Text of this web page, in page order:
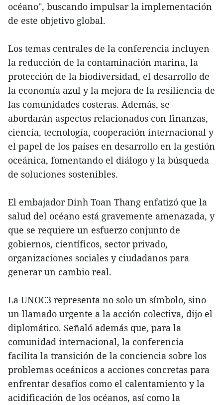
océano", buscando impulsar la implementación
de este objetivo global.
Los temas centrales de la conferencia incluyen
la reducción de la contaminación marina, la
protección de la biodiversidad, el desarrollo de
la economía azul y la mejora de la resiliencia de
las comunidades costeras. Además, se
abordarán aspectos relacionados con finanzas,
ciencia, tecnología, cooperación internacional y
el papel de los países en desarrollo en la gestión
oceánica, fomentando el diálogo y la búsqueda
de soluciones sostenibles.
El embajador Dinh Toan Thang enfatizó que la
salud del océano está gravemente amenazada, y
que se requiere un esfuerzo conjunto de
gobiernos, científicos, sector privado,
organizaciones sociales y ciudadanos para
generar un cambio real.
La UNOC3 representa no solo un símbolo, sino
un llamado urgente a la acción colectiva, dijo el
diplomático. Señaló además que, para la
comunidad internacional, la conferencia
facilita la transición de la conciencia sobre los
problemas oceánicos a acciones concretas para
enfrentar desafíos como el calentamiento y la
acidificación de los océanos, así como la